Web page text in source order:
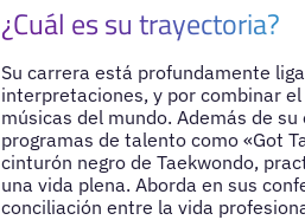
¿Cuál es su trayectoria?
Su carrera está profundamente
interpretaciones, y por combinar
músicas del mundo. Además de
programas de talento como «Got
cinturón negro de Taekwondo,
una vida plena. Aborda en sus
conciliación entre la vida